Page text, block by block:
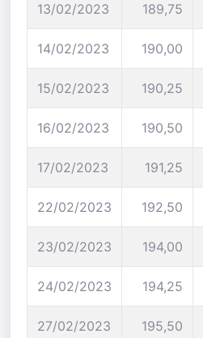
13/02/2023 189,75
14/02/2023 190,00
15/02/2023 190,25
16/02/2023 190,50
17/02/2023 191,25
22/02/2023 192,50
23/02/2023 194,00
24/02/2023 194,25
27/02/2023 195,50